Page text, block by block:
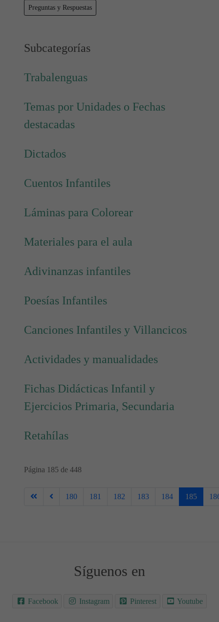
Preguntas y Respuestas
Subcategorías
Trabalenguas
Temas por Unidades o Fechas
destacadas
Dictados
Cuentos Infantiles
Láminas para Colorear
Materiales para el aula
Adivinanzas infantiles
Poesías Infantiles
Canciones Infantiles y Villancicos
Actividades y manualidades
Fichas Didácticas Infantil y
Ejercicios Primaria, Secundaria
Retahílas
Página 185 de 448
180 181 182 183 184 185
Síguenos en
Facebook Instagram Pinterest Youtube